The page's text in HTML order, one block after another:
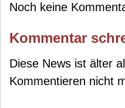
Noch keine
Kommentar
Diese News ist älter
Kommentieren nicht